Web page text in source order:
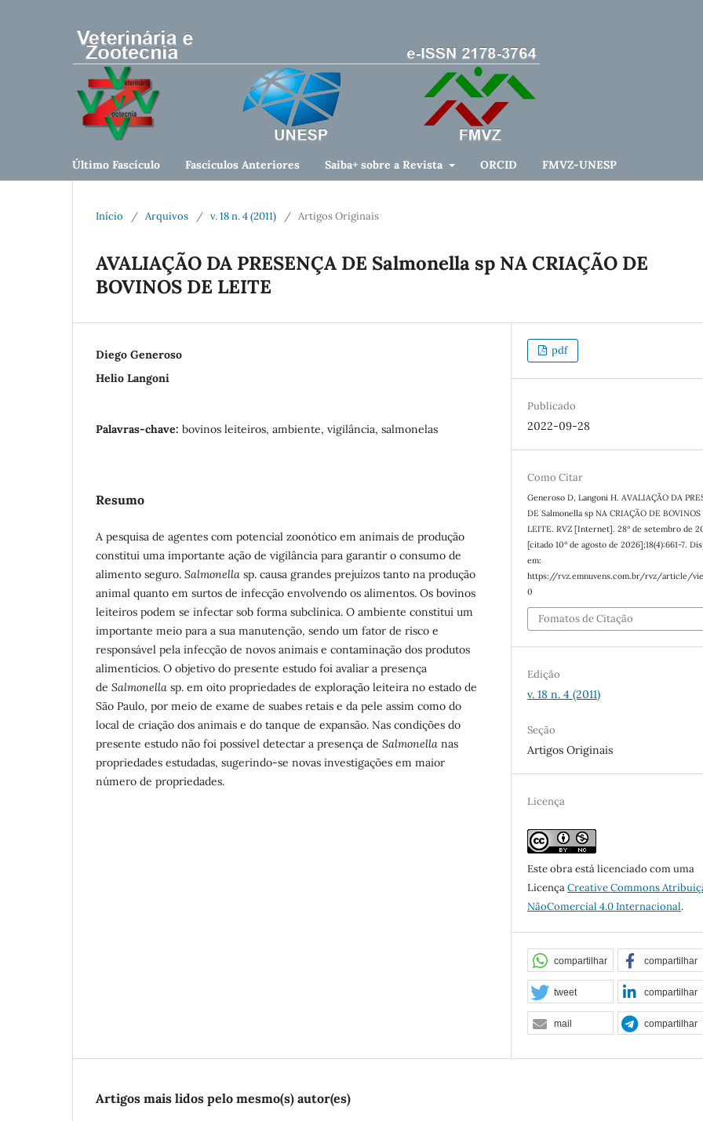
Último Fascículo Fascículos Anteriores Saiba+ sobre a Revista ORCID FMVZ-UNESP
Início / Arquivos / v. 18 n. 4 (2011) / Artigos Originais
AVALIAÇÃO DA PRESENÇA DE Salmonella sp NA CRIAÇÃO DE
BOVINOS DE LEITE
Diego Generoso
Helio Langoni
Palavras-chave: bovinos leiteiros, ambiente, vigilância, salmonelas
Resumo
A pesquisa de agentes com potencial zoonótico em animais de produção
constitui uma importante ação de vigilância para garantir o consumo de
alimento seguro. Salmonella sp. causa grandes prejuízos tanto na produção
animal quanto em surtos de infecção envolvendo os alimentos. Os bovinos
leiteiros podem se infectar sob forma subclínica. O ambiente constitui um
importante meio para a sua manutenção, sendo um fator de risco e
responsável pela infecção de novos animais e contaminação dos produtos
alimentícios. O objetivo do presente estudo foi avaliar a presença
de Salmonella sp. em oito propriedades de exploração leiteira no estado de
São Paulo, por meio de exame de suabes retais e da pele assim como do
local de criação dos animais e do tanque de expansão. Nas condições do
presente estudo não foi possível detectar a presença de Salmonella nas
propriedades estudadas, sugerindo-se novas investigações em maior
número de propriedades.
pdf
Publicado
2022-09-28
Como Citar
Generoso D, Langoni H. AVALIAÇÃO DA
DE Salmonella sp NA CRIAÇÃO DE BOVINOS
LEITE. RVZ [Internet]. 28º de setembro de
[citado 10º de agosto de 2026];18(4):661-7.
em:
https://rvz.emnuvens.com.br/rvz/article/
0
Fomatos de Citação
Edição
v. 18 n. 4 (2011)
Seção
Artigos Originais
Licença
Este obra está licenciado com uma
LicençaCreative Commons
NãoComercial 4.0 Internacional.
compartilhar compartilhar
tweet compartilhar
mail compartilhar
Artigos mais lidos pelo mesmo(s) autor(es)